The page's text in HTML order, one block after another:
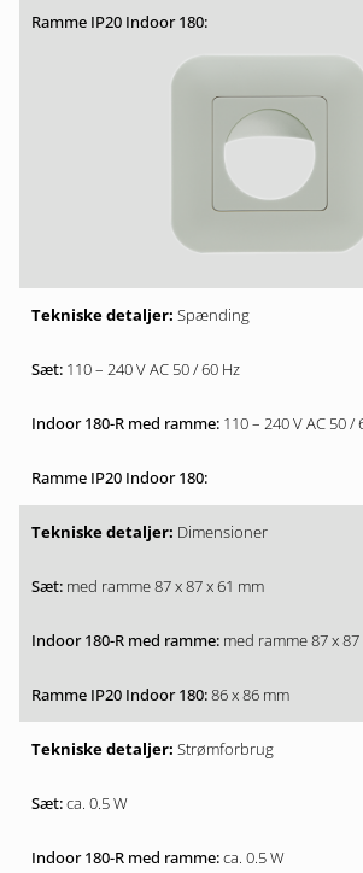
Spænding
110 – 240 V AC 50 / 60 Hz
110 – 240 V AC 50 /
Dimensioner
med ramme 87 x 87 x 61 mm
med ramme 87 x
86 x 86 mm
Strømforbrug
ca. 0.5 W
ca. 0.5 W